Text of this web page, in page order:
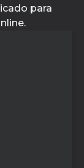
para